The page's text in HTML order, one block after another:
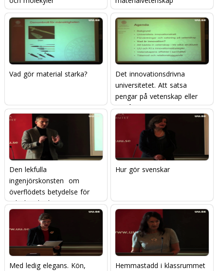
Vad gör material starka?
Det innovationsdrivna
universitetet. Att satsa
pengar på vetenskap eller
att låta innovationer växa
fram?
Den lekfulla
ingenjörskonsten  om
överflödets betydelse för
teknik och ekonomi
Hur gör svenskar
Med ledig elegans. Kön,
Hemmastadd i klassrummet